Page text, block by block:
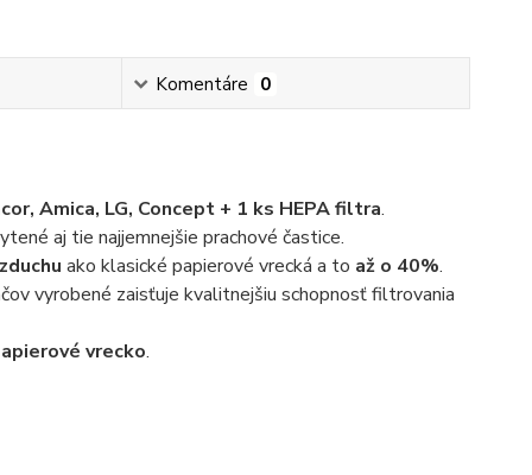
Komentáre 0
Amica, LG, Concept + 1 ks HEPA filtra.
aj tie najjemnejšie prachové častice.
ako klasické papierové vrecká a to až o 40%.
vyrobené zaisťuje kvalitnejšiu schopnosť filtrovania
vrecko.